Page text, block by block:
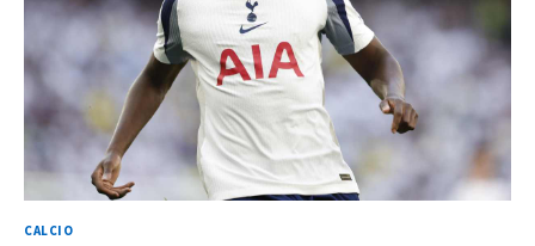
CALCIO